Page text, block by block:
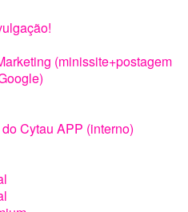
(minissite+postagem
Cytau APP (interno)